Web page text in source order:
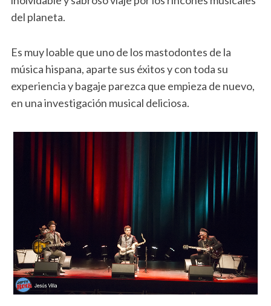
del planeta.
Es muy loable que uno de los mastodontes de la
música hispana, aparte sus éxitos y con toda su
experiencia y bagaje parezca que empieza de nuevo,
en una investigación musical deliciosa.